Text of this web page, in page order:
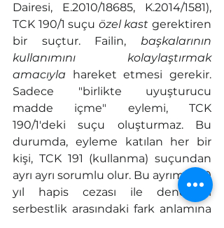
Dairesi, E.2010/18685, K.2014/1581),
TCK 190/1 suçu özel kast gerektiren
bir suçtur. Failin, başkalarının
kullanımını kolaylaştırmak
amacıyla hareket etmesi gerekir.
Sadece "birlikte uyuşturucu
madde içme" eylemi, TCK
190/1'deki suçu oluşturmaz. Bu
durumda, eyleme katılan her bir
kişi, TCK 191 (kullanma) suçundan
ayrı ayrı sorumlu olur. Bu ayrım, 5-10
yıl hapis cezası ile denetimli
serbestlik arasındaki fark anlamına